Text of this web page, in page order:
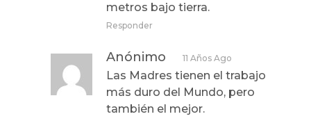
metros bajo tierra.
Responder
Anónimo 11 Años Ago
Las Madres tienen el trabajo
más duro del Mundo, pero
también el mejor.